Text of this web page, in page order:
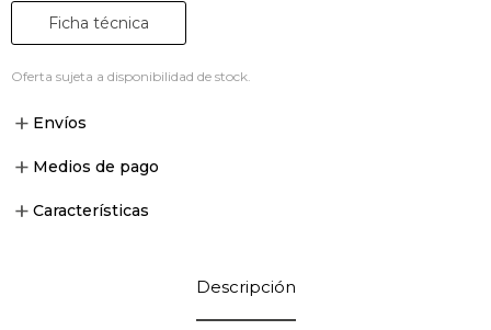
Ficha técnica
Oferta sujeta a disponibilidad de stock.
Envíos
Medios de pago
Características
Descripción